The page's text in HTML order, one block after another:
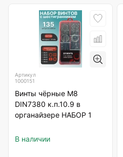
Артикул
1000151
Винты чёрные М8
DIN7380 к.п.10.9 в
органайзере НАБОР 1
В наличии